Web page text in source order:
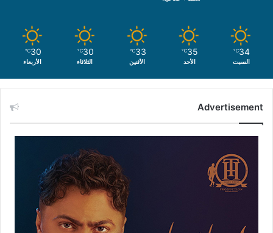
34
℃
السبت
35
℃
الأحد
33
℃
الأثنين
30
℃
الثلاثاء
30
℃
الأربعاء
Advertisement